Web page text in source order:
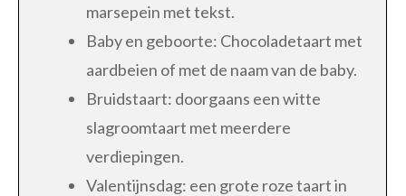
marsepein met tekst.
Baby en geboorte: Chocoladetaart met
aardbeien of met de naam van de baby.
Bruidstaart: doorgaans een witte
slagroomtaart met meerdere
verdiepingen.
Valentijnsdag: een grote roze taart in